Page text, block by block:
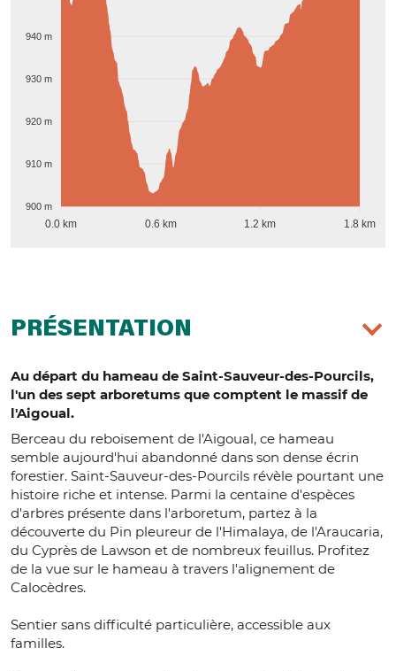
940 m
930 m
920 m
910 m
900 m
0.0 km 0.6 km 1.2 km 1.8 km
PRÉSENTATION
Au départ du hameau de Saint-Sauveur-des-Pourcils,
l'un des sept arboretums que comptent le massif de
l'Aigoual.
Berceau du reboisement de l'Aigoual, ce hameau
semble aujourd'hui abandonné dans son dense écrin
forestier. Saint-Sauveur-des-Pourcils révèle pourtant une
histoire riche et intense. Parmi la centaine d'espèces
d'arbres présente dans l'arboretum, partez à la
découverte du Pin pleureur de l'Himalaya, de l'Araucaria,
du Cyprès de Lawson et de nombreux feuillus. Profitez
de la vue sur le hameau à travers l'alignement de
Calocèdres.
Sentier sans difficulté particulière, accessible aux
familles.